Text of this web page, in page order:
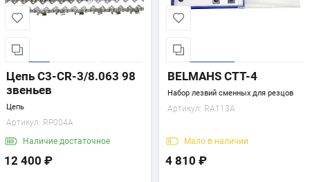
Цепь C3-CR-3/8.063 98
звеньев
Цепь
Артикул: RP004A
Наличие достаточное
12 400 ₽
BELMAHS CTT-4
Набор лезвий сменных для резцов
Артикул: RA113A
Мало в наличии
4 810 ₽